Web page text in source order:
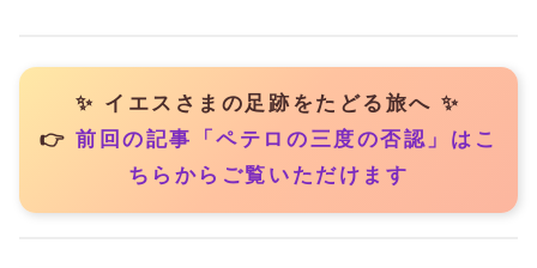
✨ イエスさまの足跡をたどる旅へ ✨
👉前回の記事「ペテロの三度の否認」はこ
ちらからご覧いただけます